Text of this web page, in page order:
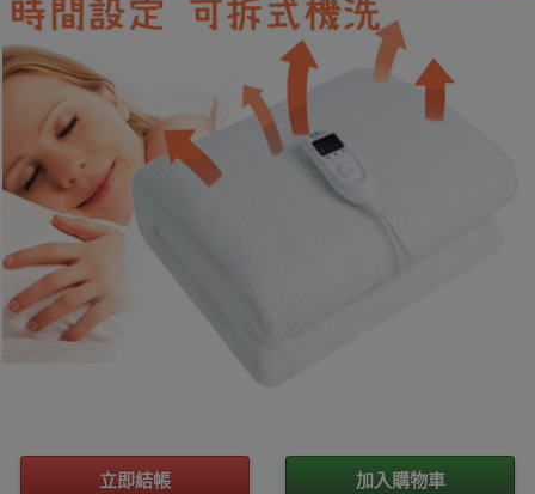
立即結帳 加入購物車